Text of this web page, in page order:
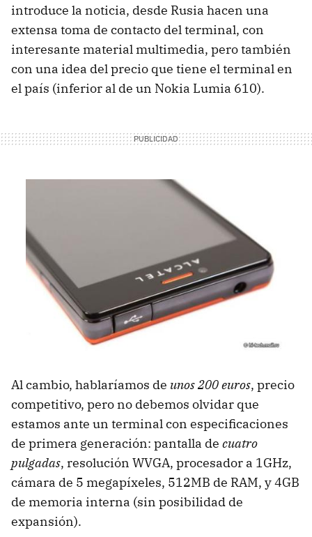
introduce la noticia, desde Rusia hacen una
extensa toma de contacto del terminal, con
interesante material multimedia, pero también
con una idea del precio que tiene el terminal en
el país (inferior al de un Nokia Lumia 610).
Al cambio, hablaríamos de unos 200 euros, precio
competitivo, pero no debemos olvidar que
estamos ante un terminal con especificaciones
de primera generación: pantalla de cuatro
pulgadas, resolución WVGA, procesador a 1GHz,
cámara de 5 megapíxeles, 512MB de RAM, y 4GB
de memoria interna (sin posibilidad de
expansión).